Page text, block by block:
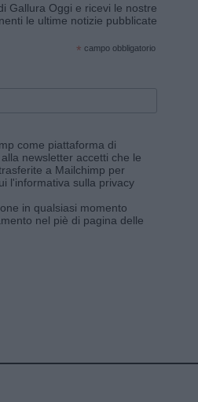
Gallura Oggi e ricevi le nostre
le ultime notizie pubblicate
* campo obbligatorio
come piattaforma di
newsletter accetti che le
a Mailchimp per
l'informativa sulla privacy
in qualsiasi momento
nel piè di pagina delle